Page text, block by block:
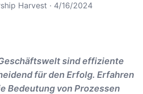
Harvest · 4/16/2024
sind effiziente
für den Erfolg. Erfahren
Bedeutung von Prozessen